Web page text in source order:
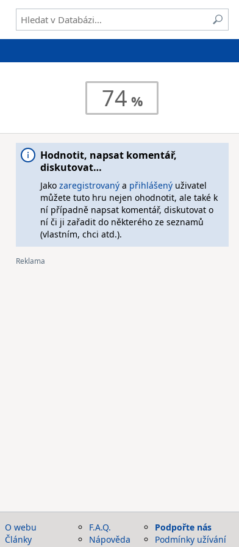
74
Hodnotit, napsat komentář,
diskutovat…
Jako zaregistrovanýa přihlášenýuživatel
můžete tuto hru nejen ohodnotit, ale také k
ní případně napsat komentář, diskutovat o
ní či ji zařadit do některého ze seznamů
(vlastním, chci atd.).
O webu
Články
F.A.Q.
Nápověda
Podpořte nás
Podmínky užívání